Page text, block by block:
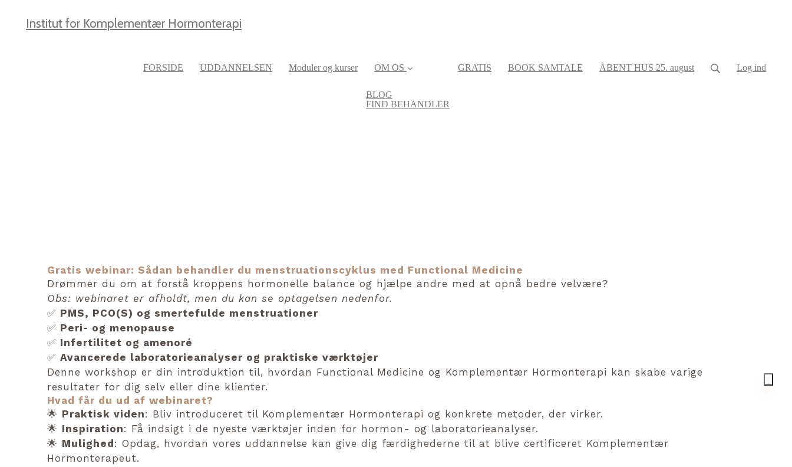
Institut for Komplementær Hormonterapi
FORSIDE UDDANNELSEN Moduler og kurser OM OS
BLOG
FIND BEHANDLER
GRATIS BOOK SAMTALE ÅBENT HUS 25. august Log ind
Gratis webinar: Sådan behandler du menstruationscyklus med Functional Medicine
Drømmer du om at forstå kroppens hormonelle balance og hjælpe andre med at opnå bedre velvære?
Obs: webinaret er afholdt, men du kan se optagelsen nedenfor.
✅ PMS, PCO(S) og smertefulde menstruationer
✅ Peri- og menopause
✅ Infertilitet og amenoré
✅ Avancerede laboratorieanalyser og praktiske værktøjer
Denne workshop er din introduktion til, hvordan Functional Medicine og Komplementær Hormonterapi kan skabe varige
resultater for dig selv eller dine klienter.
Hvad får du ud af webinaret?
🌟 Praktisk viden: Bliv introduceret til Komplementær Hormonterapi og konkrete metoder, der virker.
🌟 Inspiration: Få indsigt i de nyeste værktøjer inden for hormon- og laboratorieanalyser.
🌟 Mulighed : Opdag, hvordan vores uddannelse kan give dig færdighederne til at blive certificeret Komplementær
Hormonterapeut.